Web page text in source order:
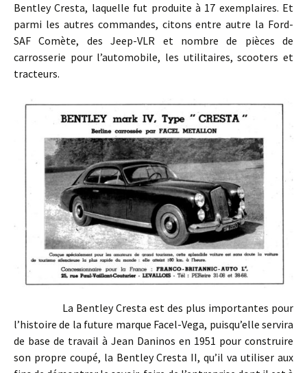
Bentley Cresta, laquelle fut produite à 17 exemplaires. Et
parmi les autres commandes, citons entre autre la Ford-
SAF Comète, des Jeep-VLR et nombre de pièces de
carrosserie pour l’automobile, les utilitaires, scooters et
tracteurs.
La Bentley Cresta est des plus importantes pour
l’histoire de la future marque Facel-Vega, puisqu’elle servira
de base de travail à Jean Daninos en 1951 pour construire
son propre coupé, la Bentley Cresta II, qu’il va utiliser aux